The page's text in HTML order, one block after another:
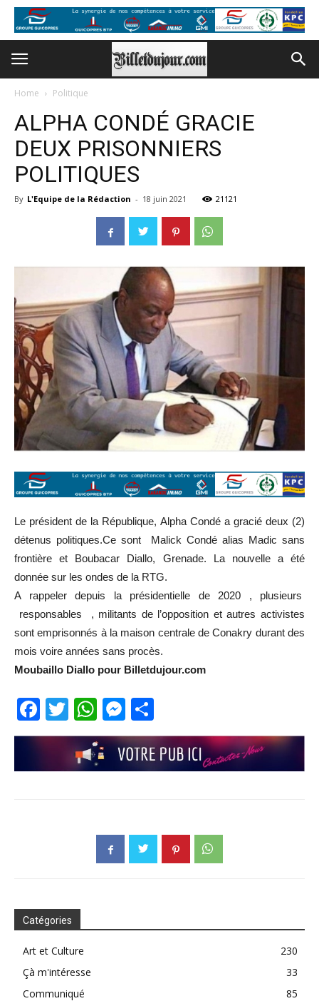
Home Politique
ALPHA CONDÉ GRACIE
DEUX PRISONNIERS
POLITIQUES
By L'Equipe de la Rédaction - 18 juin 2021 21121
Le président de la République, Alpha Condé a gracié deux (2)
détenus politiques.Ce sont Malick Condé alias Madic sans
frontière et Boubacar Diallo, Grenade. La nouvelle a été
donnée sur les ondes de la RTG.
A rappeler depuis la présidentielle de 2020 , plusieurs
responsables , militants de l’opposition et autres activistes
sont emprisonnés à la maison centrale de Conakry durant des
mois voire années sans procès.
Moubaillo Diallo pour Billetdujour.com
Facebook
TwitterWhatsApp
Messenger
Catégories
Art et Culture
230
Çà m'intéresse
33
Communiqué
85